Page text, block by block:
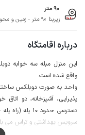
90 متر
زیربنا 90 متر - زمین و محوطه 90 متر
درباره اقامتگاه
این منزل مبله سه خوابه
واقع شده است.
پذیرایی، آشپزخانه، دو
دسترسی حدود
سرویس بهداشتی و تراس می